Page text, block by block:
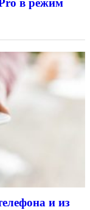
в режим
и из